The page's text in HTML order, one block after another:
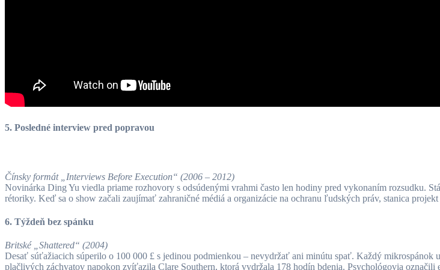
5. Posledné interview pred popravou
Čínsky formát „Interviews Before Execution“ (2006 – 2012)
Novinárka Ding Yu viedla priame rozhovory s odsúdenými vrahmi často len hodiny pred vykonaním rozsudku.
rétoriky. Keď sa o show začali zaujímať zahraničné médiá a organizácie na ochranu ľudských práv, stanica
6. Týždeň bez spánku
Britské „Shattered“ (2004)
Desať súťažiacich súperilo o 100 000 £ s jedinou podmienkou – nevydržať ani minútu spať. Každý mikrospánok
plačlivých záchvatov napokon zvíťazila Clare Southern, ktorá vydržala 178 hodín bdenia. Psychológovia označili